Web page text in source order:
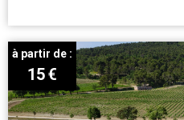
à partir de :
15€